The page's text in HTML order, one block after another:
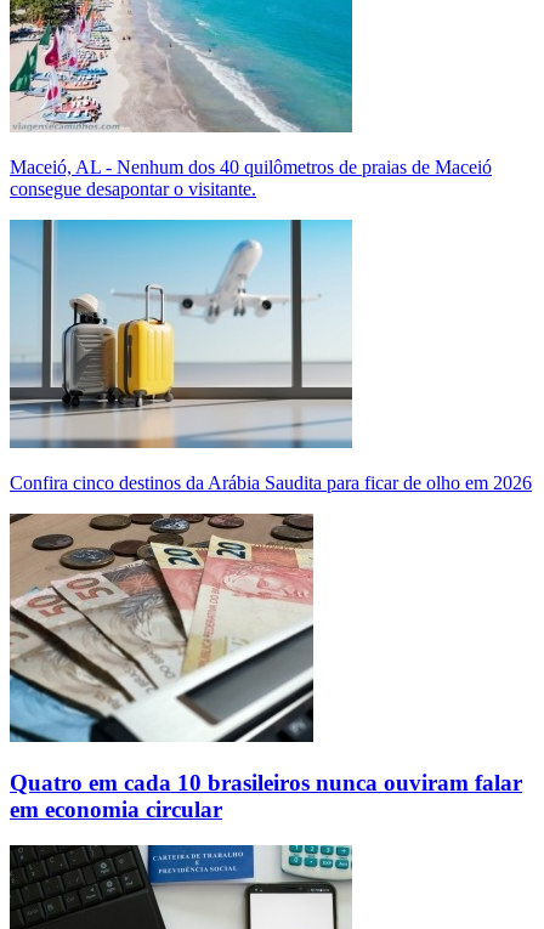
Maceió, AL - Nenhum dos 40 quilômetros de praias de Maceió
consegue desapontar o visitante.
Confira cinco destinos da Arábia Saudita para ficar de olho em 2026
Quatro em cada 10 brasileiros nunca ouviram falar
em economia circular